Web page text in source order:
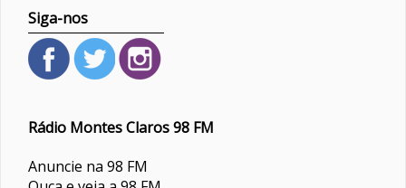
Siga-nos
Rádio Montes Claros 98 FM
Anuncie na 98 FM